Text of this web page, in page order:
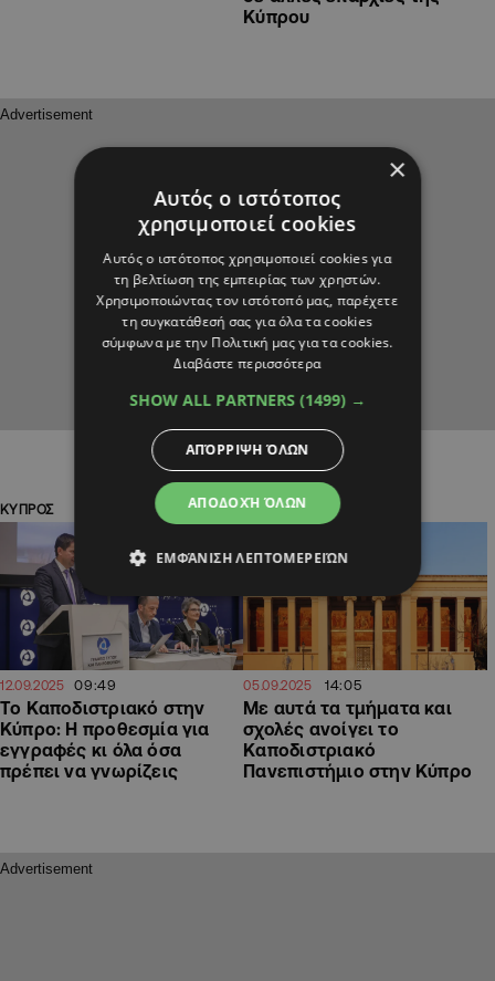
Κύπρου
ΚΥΠΡΟΣ
12.09.2025 09:49
Το Καποδιστριακό στην
Κύπρο: Η προθεσμία για
εγγραφές κι όλα όσα
πρέπει να γνωρίζεις
ΚΥΠΡΟΣ
05.09.2025 14:05
Με αυτά τα τμήματα και
σχολές ανοίγει το
Καποδιστριακό
Πανεπιστήμιο στην Κύπρο
×
Αυτός ο ιστότοπος
χρησιμοποιεί cookies
Αυτός ο ιστότοπος χρησιμοποιεί cookies για
τη βελτίωση της εμπειρίας των χρηστών.
Χρησιμοποιώντας τον ιστότοπό μας, παρέχετε
τη συγκατάθεσή σας για όλα τα cookies
σύμφωνα με την Πολιτική μας για τα cookies.
Διαβάστε περισσότερα
SHOW ALL PARTNERS (1499) →
ΑΠΟΔΟΧΉ ΌΛΩΝ
ΑΠΌΡΡΙΨΗ ΌΛΩΝ
ΕΜΦΆΝΙΣΗ ΛΕΠΤΟΜΕΡΕΙΏΝ